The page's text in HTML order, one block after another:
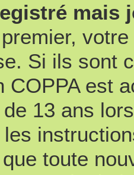
mais
Si ils sont
COPPA est
13 ans
toute